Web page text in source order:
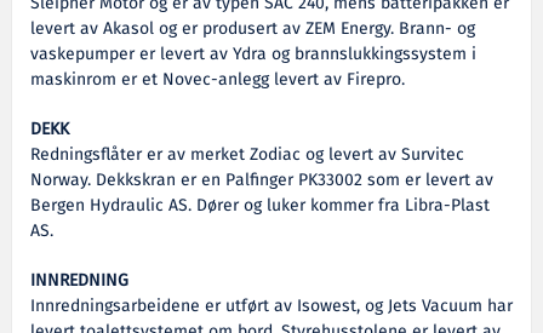
levert av Akasol og er produsert av ZEM Energy. Brann- og
vaskepumper er levert av Ydra og brannslukkingssystem i
maskinrom er et Novec-anlegg levert av Firepro.
DEKK
Redningsflåter er av merket Zodiac og levert av Survitec
Norway. Dekkskran er en Palfinger PK33002 som er levert av
Bergen Hydraulic AS. Dører og luker kommer fra Libra-Plast
AS.
INNREDNING
Innredningsarbeidene er utført av Isowest, og Jets Vacuum har